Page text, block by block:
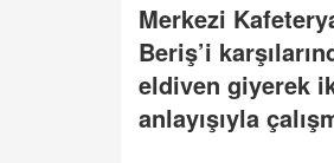
Merkezi
Beriş’i
eldiven giyerek
anlayışıyla